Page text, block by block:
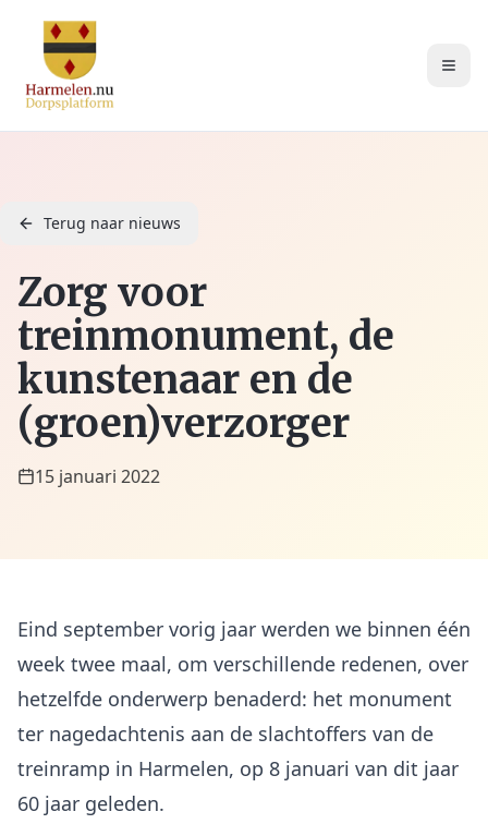
Terug naar nieuws
Zorg voor
treinmonument, de
kunstenaar en de
(groen)verzorger
15 januari 2022
Eind september vorig jaar werden we binnen één
week twee maal, om verschillende redenen, over
hetzelfde onderwerp benaderd: het monument
ter nagedachtenis aan de slachtoffers van de
treinramp in Harmelen, op 8 januari van dit jaar
60 jaar geleden.